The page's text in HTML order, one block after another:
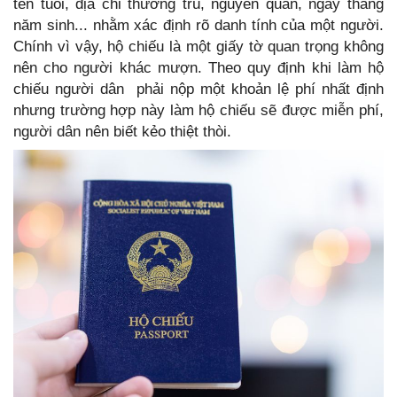
tên tuổi, địa chỉ thường trú, nguyên quán, ngày tháng
năm sinh... nhằm xác định rõ danh tính của một người.
Chính vì vậy, hộ chiếu là một giấy tờ quan trọng không
nên cho người khác mượn. Theo quy định khi làm hộ
chiếu người dân phải nộp một khoản lệ phí nhất định
nhưng trường hợp này làm hộ chiếu sẽ được miễn phí,
người dân nên biết kẻo thiệt thòi.